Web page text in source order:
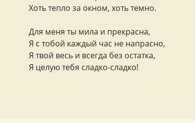
Хоть тепло за окном, хоть темно.
Для меня ты мила и прекрасна,
Я с тобой каждый час не напрасно,
Я твой весь и всегда без остатка,
Я целую тебя сладко-сладко!